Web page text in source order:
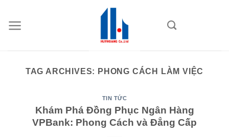
content
TAG ARCHIVES: PHONG CÁCH LÀM VIỆC
TIN TỨC
Khám Phá Đồng Phục Ngân Hàng
VPBank: Phong Cách và Đẳng Cấp